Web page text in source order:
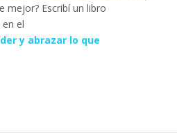
mejor? Escribí un libro
el
y abrazar lo que